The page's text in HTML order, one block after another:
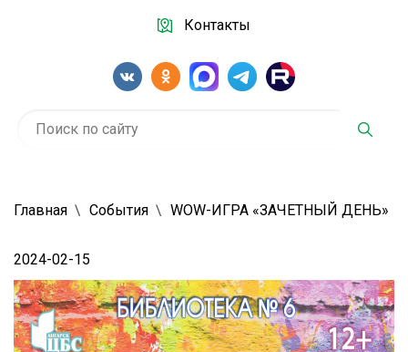
Контакты
Главная События WOW-ИГРА «ЗАЧЕТНЫЙ ДЕНЬ»
2024-02-15